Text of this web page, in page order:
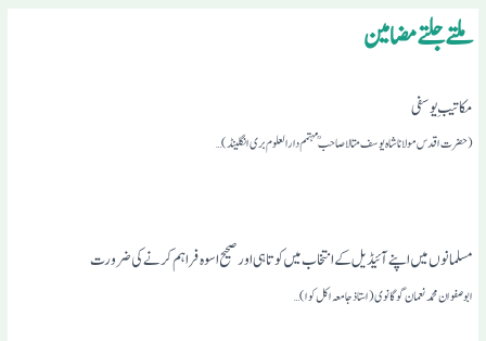
ملتے جلتے مضامین
مکاتیبِ یوسفی
(حضرت اقدس مولانا شاہ یوسف متالا صاحبمہتمم دارالعلوم بری انگلینڈ)…
مسلمانوں میں اپنے آئیڈیل کے انتخاب میں کوتاہی اور صحیح اسوہ فراہم کرنے کی ضرورت
ابو صفوان محمد نعمان گوگانوی(استاذ جامعہ اکل کوا) …